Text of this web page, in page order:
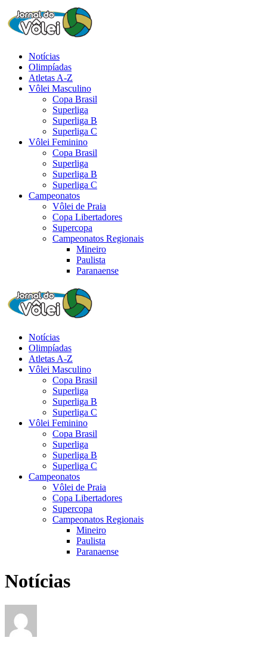
Notícias
Olimpíadas
Atletas A-Z
Vôlei Masculino
Copa Brasil
Superliga
Superliga B
Superliga C
Vôlei Feminino
Copa Brasil
Superliga
Superliga B
Superliga C
Campeonatos
Vôlei de Praia
Copa Libertadores
Supercopa
Campeonatos Regionais
Mineiro
Paulista
Paranaense
Notícias
Olimpíadas
Atletas A-Z
Vôlei Masculino
Copa Brasil
Superliga
Superliga B
Superliga C
Vôlei Feminino
Copa Brasil
Superliga
Superliga B
Superliga C
Campeonatos
Vôlei de Praia
Copa Libertadores
Supercopa
Campeonatos Regionais
Mineiro
Paulista
Paranaense
Notícias